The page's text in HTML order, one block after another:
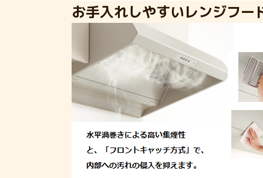
お手入れしやすいレンジフー